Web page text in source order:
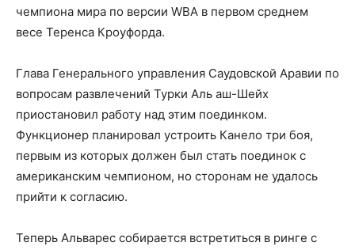
чемпиона мира по версии WBA в первом среднем
весе Теренса Кроуфорда.
Глава Генерального управления Саудовской Аравии по
вопросам развлечений Турки Аль аш-Шейх
приостановил работу над этим поединком.
Функционер планировал устроить Канело три боя,
первым из которых должен был стать поединок с
американским чемпионом, но сторонам не удалось
прийти к согласию.
Теперь Альварес собирается встретиться в ринге с